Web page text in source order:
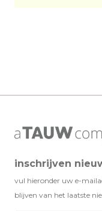
inschrijven
vul hieronder uw e-
blijven van het laatste